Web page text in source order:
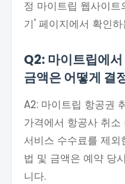
정 마이트립 웹사이
기' 페이지에서 확인
Q2: 마이트립에
금액은 어떻게 결
A2: 마이트립 항공권
가격에서 항공사 취
서비스 수수료를 제
법 및 금액은 예약 당
니다.